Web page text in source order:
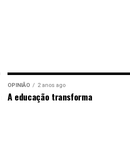
OPINIÃO 2 anos ago
A educação transforma